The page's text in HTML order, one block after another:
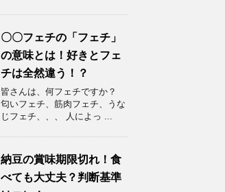
〇〇フェチの「フェチ」
の意味とは！好きとフェ
チは全然違う！？
皆さんは、何フェチですか？
匂いフェチ、筋肉フェチ、うな
じフェチ、、、 人によっ ...
納豆の賞味期限切れ！食
べても大丈夫？判断基準